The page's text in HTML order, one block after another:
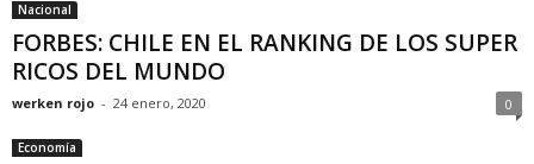
Nacional
FORBES: CHILE EN EL RANKING DE LOS SUPER
RICOS DEL MUNDO
werken rojo - 24 enero, 2020 0
Economía